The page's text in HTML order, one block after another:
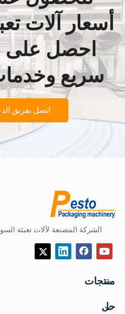
أسعار آلات
احصل على
سريع
اتصل بفريق
الشركة المصنعة لآلات تعبئة السوائل
منتجات
حل